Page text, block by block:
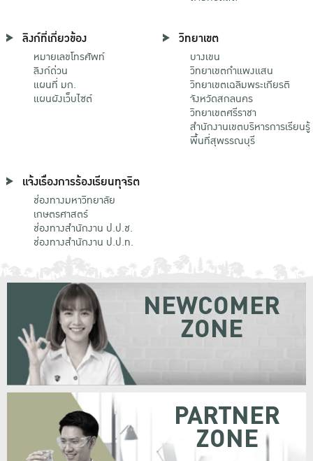
ลิงก์ที่เกี่ยวข้อง
หมายเลขโทรศัพท์
ลิงก์ด่วน
แผนที่ มก.
แผนผังเว็บไซต์
วิทยาเขต
บางเขน
วิทยาเขตกําแพงแสน
วิทยาเขตเฉลิมพระเกียรติ
จังหวัดสกลนคร
วิทยาเขตศรีราชา
สำนักงานเขตบริหารการเรียนรู้
พื้นที่สุพรรณบุรี
แจ้งเรื่องการร้องเรียนทุจริต
ช่องทางมหาวิทยาลัย
เกษตรศาสตร์
ช่องทางสำนักงาน ป.ป.ช.
ช่องทางสำนักงาน ป.ป.ท.
NEWCOMER
ZONE
PARTNER
ZONE